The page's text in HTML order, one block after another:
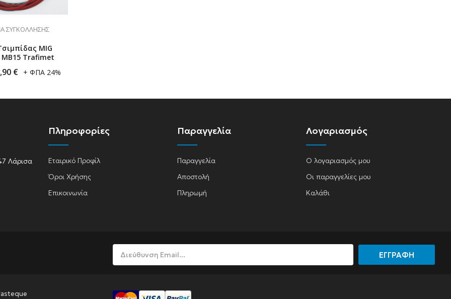
ΣΥΓΚΌΛΛΗΣΗΣ
MIG
ΜΒ15 Trafimet
€ + ΦΠΑ 24%
Λάρισα
Πληροφορίες
Εταιρικό Προφίλ
Όροι Χρήσης
Επικοινωνία
Παραγγελία
Παραγγελία
Αποστολή
Πληρωμή
Λογαριασμός
Ο λογαριασμός μου
Οι παραγγελίες μου
Καλάθι
ΕΓΓΡΑΦΗ